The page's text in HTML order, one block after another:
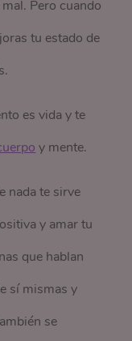
Pero cuando
tu estado de
es vida y te
y mente.
nada te sirve
y amar tu
que hablan
sí mismas y
se